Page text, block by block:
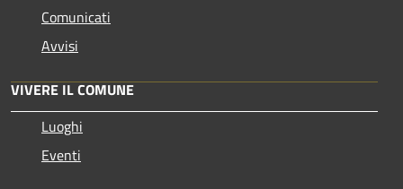
Comunicati
Avvisi
VIVERE IL COMUNE
Luoghi
Eventi